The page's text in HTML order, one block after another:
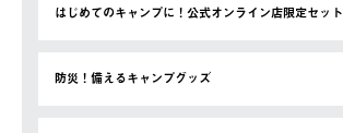
はじめてのキャンプに！公式オンライン店限定セット
防災！備えるキャンプグッズ